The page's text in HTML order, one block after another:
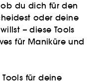
du dich für den
oder deine
– diese Tools
für Maniküre und
für deine